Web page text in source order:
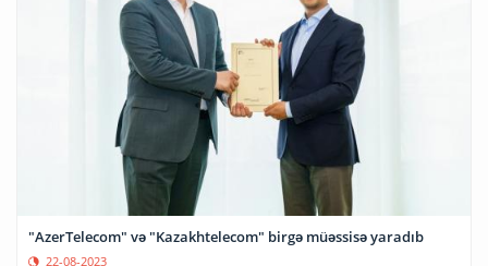
"AzerTelecom" və "Kazakhtelecom" birgə müəssisə yaradıb
22-08-2023